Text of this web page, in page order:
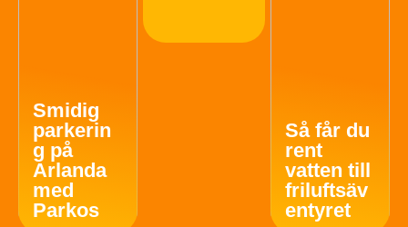
Smidig
parkerin
g på
Arlanda
med
Parkos
Så får du
rent
vatten till
friluftsäv
entyret